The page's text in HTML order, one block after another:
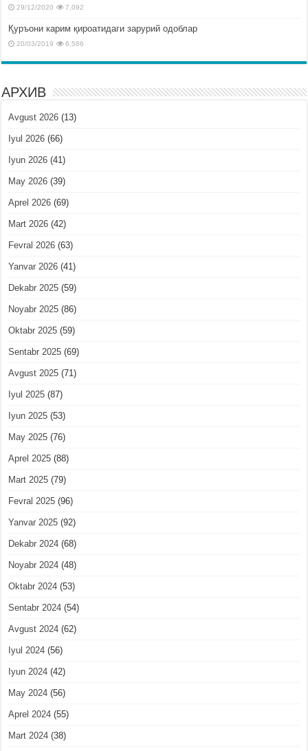
29/12/2020 7,092
Қуръони карим қироатидаги зарурий одоблар
20/03/2019 6,586
АРХИВ
Avgust 2026 (13)
Iyul 2026 (66)
Iyun 2026 (41)
May 2026 (39)
Aprel 2026 (69)
Mart 2026 (42)
Fevral 2026 (63)
Yanvar 2026 (41)
Dekabr 2025 (59)
Noyabr 2025 (86)
Oktabr 2025 (59)
Sentabr 2025 (69)
Avgust 2025 (71)
Iyul 2025 (87)
Iyun 2025 (53)
May 2025 (76)
Aprel 2025 (88)
Mart 2025 (79)
Fevral 2025 (96)
Yanvar 2025 (92)
Dekabr 2024 (68)
Noyabr 2024 (48)
Oktabr 2024 (53)
Sentabr 2024 (54)
Avgust 2024 (62)
Iyul 2024 (56)
Iyun 2024 (42)
May 2024 (56)
Aprel 2024 (55)
Mart 2024 (38)